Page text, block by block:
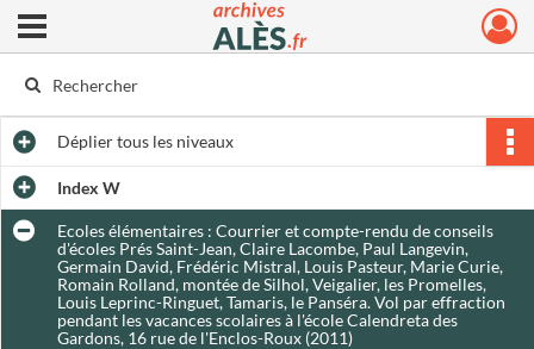
Archives municipales d'Alès
Ouvrir le menu déroulant
Dépliertous les niveaux
Index W
Ecoles élémentaires : Courrier et compte-rendu de conseils
d'écoles Prés Saint-Jean, Claire Lacombe, Paul Langevin,
Germain David, Frédéric Mistral, Louis Pasteur, Marie Curie,
Romain Rolland, montée de Silhol, Veigalier, les Promelles,
Louis Leprinc-Ringuet, Tamaris, le Panséra. Vol par effraction
pendant les vacances scolaires à l'école Calendreta des
Gardons, 16 rue de l'Enclos-Roux (2011)